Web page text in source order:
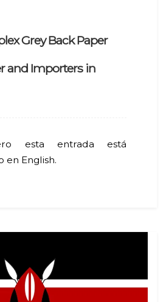
Grey Back Paper
and Importers in
esta entrada está
en English.